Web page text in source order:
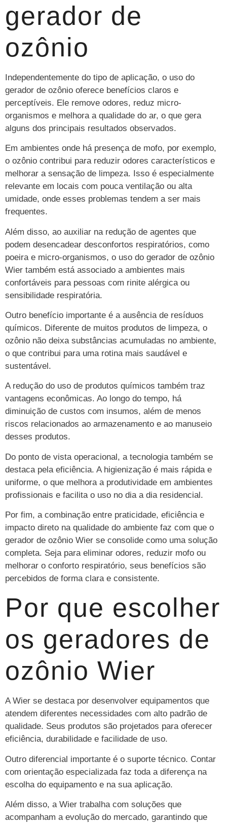
gerador de
ozônio
Independentemente do tipo de aplicação, o uso do
gerador de ozônio oferece benefícios claros e
perceptíveis. Ele remove odores, reduz micro-
organismos e melhora a qualidade do ar, o que gera
alguns dos principais resultados observados.
Em ambientes onde há presença de mofo, por exemplo,
o ozônio contribui para reduzir odores característicos e
melhorar a sensação de limpeza. Isso é especialmente
relevante em locais com pouca ventilação ou alta
umidade, onde esses problemas tendem a ser mais
frequentes.
Além disso, ao auxiliar na redução de agentes que
podem desencadear desconfortos respiratórios, como
poeira e micro-organismos, o uso do gerador de ozônio
Wier também está associado a ambientes mais
confortáveis para pessoas com rinite alérgica ou
sensibilidade respiratória.
Outro benefício importante é a ausência de resíduos
químicos. Diferente de muitos produtos de limpeza, o
ozônio não deixa substâncias acumuladas no ambiente,
o que contribui para uma rotina mais saudável e
sustentável.
A redução do uso de produtos químicos também traz
vantagens econômicas. Ao longo do tempo, há
diminuição de custos com insumos, além de menos
riscos relacionados ao armazenamento e ao manuseio
desses produtos.
Do ponto de vista operacional, a tecnologia também se
destaca pela eficiência. A higienização é mais rápida e
uniforme, o que melhora a produtividade em ambientes
profissionais e facilita o uso no dia a dia residencial.
Por fim, a combinação entre praticidade, eficiência e
impacto direto na qualidade do ambiente faz com que o
gerador de ozônio Wier se consolide como uma solução
completa. Seja para eliminar odores, reduzir mofo ou
melhorar o conforto respiratório, seus benefícios são
percebidos de forma clara e consistente.
Por que escolher
os geradores de
ozônio Wier
A Wier se destaca por desenvolver equipamentos que
atendem diferentes necessidades com alto padrão de
qualidade. Seus produtos são projetados para oferecer
eficiência, durabilidade e facilidade de uso.
Outro diferencial importante é o suporte técnico. Contar
com orientação especializada faz toda a diferença na
escolha do equipamento e na sua aplicação.
Além disso, a Wier trabalha com soluções que
acompanham a evolução do mercado, garantindo que